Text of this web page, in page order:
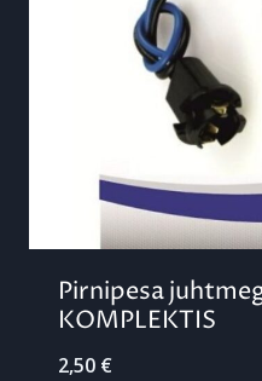
Pirnipesa
KOMPLEKTIS
2,50 €